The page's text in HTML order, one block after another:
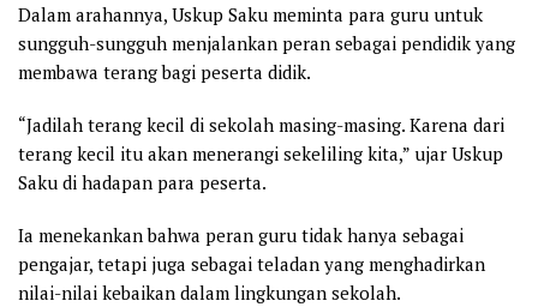
Dalam arahannya, Uskup Saku meminta para guru untuk
sungguh-sungguh menjalankan peran sebagai pendidik yang
membawa terang bagi peserta didik.
“Jadilah terang kecil di sekolah masing-masing. Karena dari
terang kecil itu akan menerangi sekeliling kita,” ujar Uskup
Saku di hadapan para peserta.
Ia menekankan bahwa peran guru tidak hanya sebagai
pengajar, tetapi juga sebagai teladan yang menghadirkan
nilai-nilai kebaikan dalam lingkungan sekolah.